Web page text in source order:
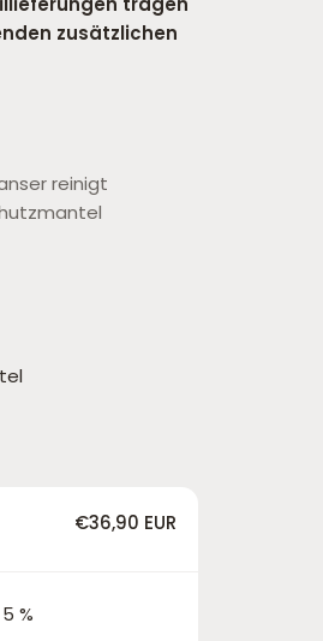
zusätzlichen
reinigt
€36,90 EUR
%